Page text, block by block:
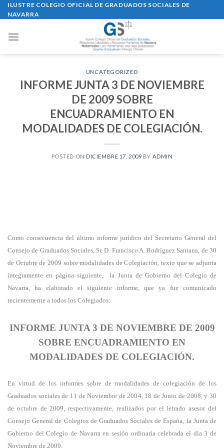
Skip
to
ILUSTRE COLEGIO OFICIAL DE GRADUADOS SOCIALES DE
NAVARRA
UNCATEGORIZED
INFORME JUNTA 3 DE NOVIEMBRE
DE 2009 SOBRE
ENCUADRAMIENTO EN
MODALIDADES DE COLEGIACIÓN.
POSTED ON DICIEMBRE 17, 2009 BY ADMIN
Como consecuencia del último informe jurídico del Secretario General del
Consejo de Graduados Sociales, Sr. D. Francisco A. Rodríguez Santana, de 30
de Octubre de 2009 sobre modalidades de Colegiación, texto que se adjunta
íntegramente en página siguiente,
la Junta de Gobierno del Colegio de
Navarra, ha elaborado el siguiente informe, que ya fue comunicado
recientemente a todos los Colegiados:
INFORME JUNTA 3 DE NOVIEMBRE DE 2009
SOBRE ENCUADRAMIENTO EN
MODALIDADES DE COLEGIACIÓN.
En virtud de los informes sobre de modalidades de colegiación de los
Graduados sociales de 11 de Noviembre de 2004, 18 de Junio de 2008, y 30
de octubre de 2009, respectivamente, realizados por el letrado asesor del
Consejo General de Colegios de Graduados Sociales de España, la Junta de
Gobierno delColegio de Navarraen sesión ordinaria celebrada el día 3 de
Noviembre de 2009,